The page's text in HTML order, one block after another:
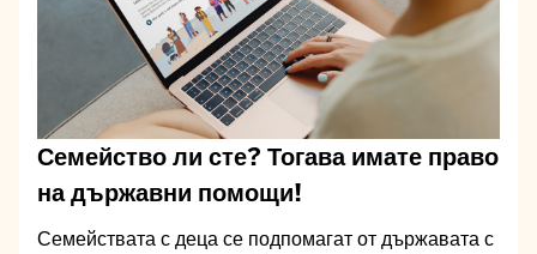
Семейство ли сте? Тогава имате право
на държавни помощи!
Семействата с деца се подпомагат от държавата с